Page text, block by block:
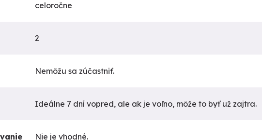
celoročne
2
Nemôžu sa zúčastniť.
Ideálne 7 dní vopred, ale ak je voľno, môže to byť už zajtra.
Nie je vhodné.